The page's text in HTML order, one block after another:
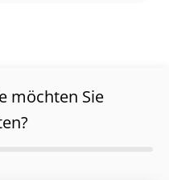
möchten Sie